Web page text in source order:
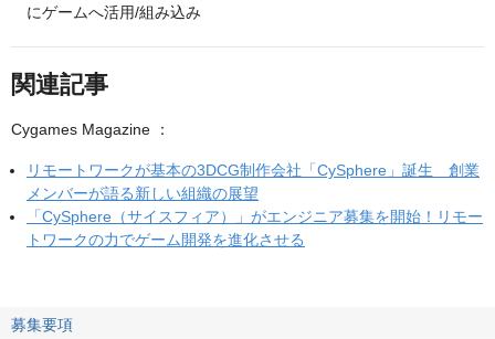
にゲームへ活用/組み込み
関連記事
Cygames Magazine ：
リモートワークが基本の3DCG制作会社「CySphere」誕生 創業
メンバーが語る新しい組織の展望
「CySphere（サイスフィア）」がエンジニア募集を開始！リモー
トワークの力でゲーム開発を進化させる
募集要項